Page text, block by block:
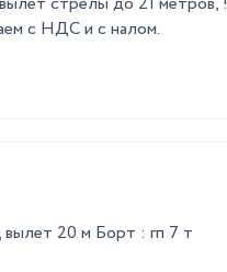
с НДС и с налом.
вылет 20 м Борт : гп 7 т